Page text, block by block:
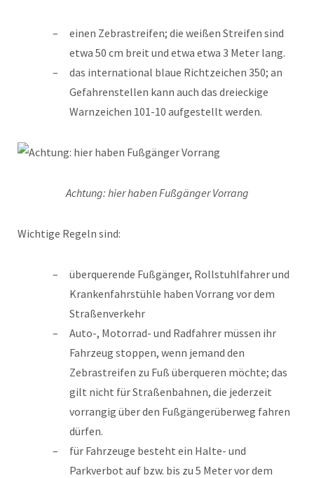
einen Zebrastreifen; die weißen Streifen sind
etwa 50 cm breit und etwa etwa 3 Meter lang.
das international blaue Richtzeichen 350; an
Gefahrenstellen kann auch das dreieckige
Warnzeichen 101-10 aufgestellt werden.
Achtung: hier haben Fußgänger Vorrang
Wichtige Regeln sind:
überquerende Fußgänger, Rollstuhlfahrer und
Krankenfahrstühle haben Vorrang vor dem
Straßenverkehr
Auto-, Motorrad- und Radfahrer müssen ihr
Fahrzeug stoppen, wenn jemand den
Zebrastreifen zu Fuß überqueren möchte; das
gilt nicht für Straßenbahnen, die jederzeit
vorrangig über den Fußgängerüberweg fahren
dürfen.
für Fahrzeuge besteht ein Halte- und
Parkverbot auf bzw. bis zu 5 Meter vor dem